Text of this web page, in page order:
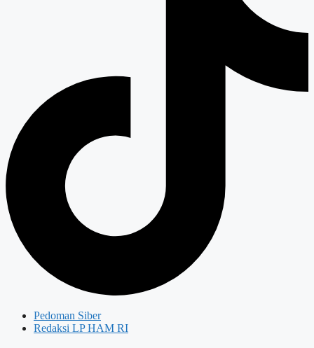
Pedoman Siber
Redaksi LP HAM RI